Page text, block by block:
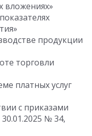
вложениях»
продукции
торговли
платных услуг
с приказами
№ 34,